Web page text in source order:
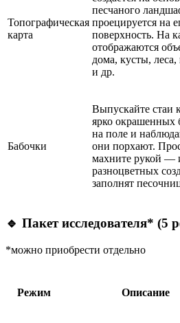
Топографическая
карта
песчаного
проецируется на
поверхность. На
отображаются
дома, кусты,
и др.
Бабочки
Выпускайте стаи
ярко окрашенных
на поле и
они порхают.
махните рукой —
разноцветных
заполнят
🔹 Пакет исследователя* (5
*можно приобрести отдельно
Режим Описание